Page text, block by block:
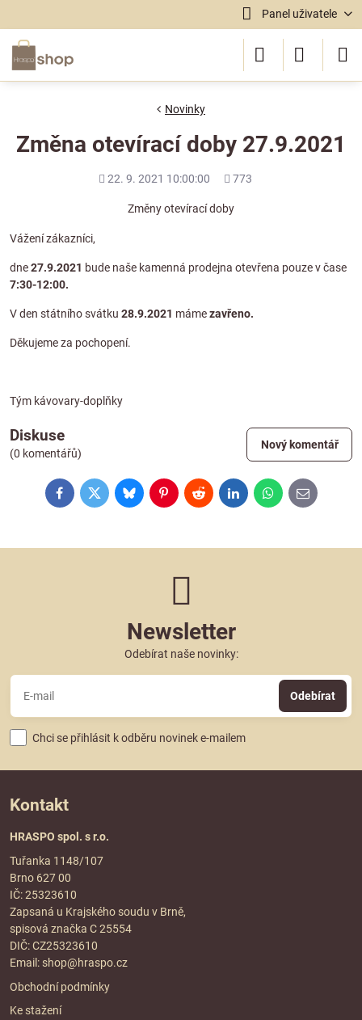
Panel uživatele
Novinky
Změna otevírací doby 27.9.2021
Přidáno
22. 9. 2021 10:00:00
Počet
773
Změny otevírací doby
Vážení zákazníci,
dne27.9.2021 bude naše kamenná prodejna otevřena pouze v čase
7:30-12:00.
V den státního svátku 28.9.2021 mámezavřeno.
Děkujeme za pochopení.
Tým kávovary-doplňky
Diskuse
(0 komentářů)
Nový komentář
FacebookTwitterBlueskyPinterestRedditLinkedInWhatsApp
E-
mail
Newsletter
Odebírat naše novinky:
Odebírat
Chci se přihlásit k odběru novinek e-mailem
Kontakt
HRASPO spol. s r.o.
Tuřanka 1148/107
Brno 627 00
IČ: 25323610
Zapsaná u Krajského soudu v Brně,
spisová značka C 25554
DIČ: CZ25323610
Email: shop@hraspo.cz
Obchodní podmínky
Ke stažení